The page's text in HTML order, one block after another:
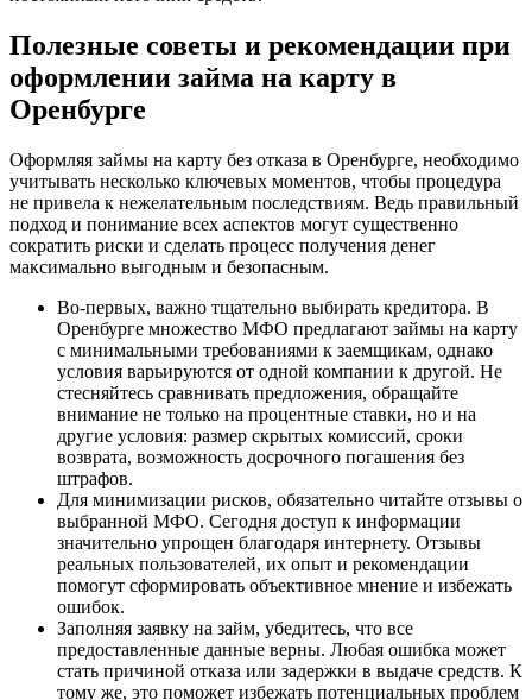
Полезные советы и рекомендации при
оформлении займа на карту в
Оренбурге
Оформляя займы на карту без отказа в Оренбурге, необходимо
учитывать несколько ключевых моментов, чтобы процедура
не привела к нежелательным последствиям. Ведь правильный
подход и понимание всех аспектов могут существенно
сократить риски и сделать процесс получения денег
максимально выгодным и безопасным.
Во-первых, важно тщательно выбирать кредитора. В
Оренбурге множество МФО предлагают займы на карту
с минимальными требованиями к заемщикам, однако
условия варьируются от одной компании к другой. Не
стесняйтесь сравнивать предложения, обращайте
внимание не только на процентные ставки, но и на
другие условия: размер скрытых комиссий, сроки
возврата, возможность досрочного погашения без
штрафов.
Для минимизации рисков, обязательно читайте отзывы о
выбранной МФО. Сегодня доступ к информации
значительно упрощен благодаря интернету. Отзывы
реальных пользователей, их опыт и рекомендации
помогут сформировать объективное мнение и избежать
ошибок.
Заполняя заявку на займ, убедитесь, что все
предоставленные данные верны. Любая ошибка может
стать причиной отказа или задержки в выдаче средств. К
тому же, это поможет избежать потенциальных проблем